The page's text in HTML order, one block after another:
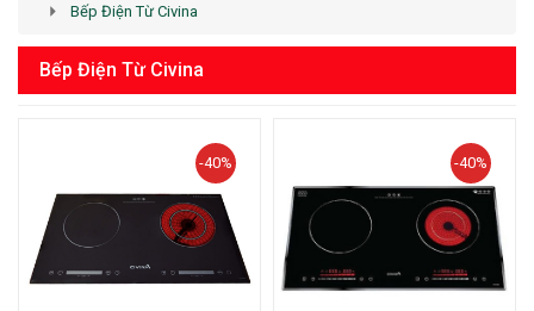
Bếp Điện Từ Civina
Bếp Điện Từ Civina
-40% -40%